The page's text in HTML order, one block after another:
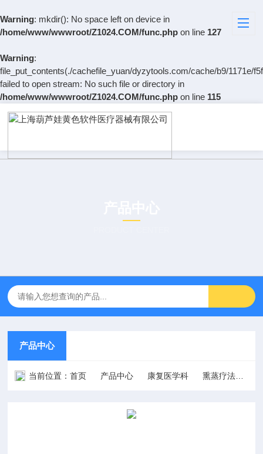
Warning: mkdir(): No space left on device in
/home/www/wwwroot/Z1024.COM/func.php on line 127
Warning:
file_put_contents(./cachefile_yuan/dyzytools.com/cache/b9/1171e/
failed to open stream: No such file or directory in
/home/www/wwwroot/Z1024.COM/func.php on line 115
产品中心
当前位置：首页 产品中心 康复医学科 熏蒸疗法